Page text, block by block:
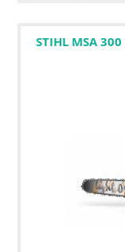
STIHL MSA 300